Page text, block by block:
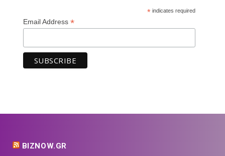
*indicates required
Email Address *
BIZNOW.GR